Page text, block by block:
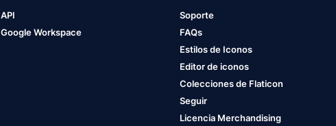
API
Google Workspace
Soporte
FAQs
Estilos de Iconos
Editor de iconos
Colecciones de Flaticon
Seguir
Licencia Merchandising